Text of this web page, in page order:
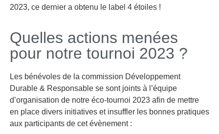
2023, ce dernier a obtenu le label 4 étoiles !
Quelles actions menées
pour notre tournoi 2023 ?
Les bénévoles de la commission Développement
Durable & Responsable se sont joints à l’équipe
d’organisation de notre éco-tournoi 2023 afin de mettre
en place divers initiatives et insuffler les bonnes pratiques
aux participants de cet évènement :